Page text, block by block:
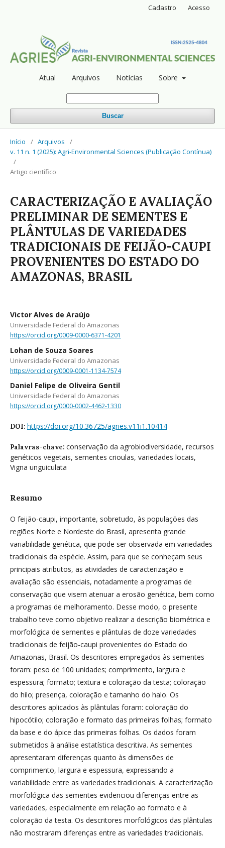
Atual Arquivos Notícias Sobre
Buscar
Cadastro Acesso
Início / Arquivos
/
v. 11 n. 1 (2025): Agri-Environmental Sciences (Publicação Contínua)
/
Artigo científico
CARACTERIZAÇÃO E AVALIAÇÃO
PRELIMINAR DE SEMENTES E
PLÂNTULAS DE VARIEDADES
TRADICIONAIS DE FEIJÃO-CAUPI
PROVENIENTES DO ESTADO DO
AMAZONAS, BRASIL
Victor Alves de Araújo
Universidade Federal do Amazonas
https://orcid.org/0009-0000-6371-4201
Lohan de Souza Soares
Universidade Federal do Amazonas
https://orcid.org/0009-0001-1134-7574
Daniel Felipe de Oliveira Gentil
Universidade Federal do Amazonas
https://orcid.org/0000-0002-4462-1330
DOI: https://doi.org/10.36725/agries.v11i1.10414
Palavras-chave: conservação da agrobiodiversidade, recursos
genéticos vegetais, sementes crioulas, variedades locais,
Vigna unguiculata
Resumo
O feijão-caupi, importante, sobretudo, às populações das
regiões Norte e Nordeste do Brasil, apresenta grande
variabilidade genética, que pode ser observada em variedades
tradicionais da espécie. Assim, para que se conheçam seus
principais atributos, as atividades de caracterização e
avaliação são essenciais, notadamente a programas de
conservação que visem atenuar a erosão genética, bem como
a programas de melhoramento. Desse modo, o presente
trabalho teve como objetivo realizar a descrição biométrica e
morfológica de sementes e plântulas de doze variedades
tradicionais de feijão-caupi provenientes do Estado do
Amazonas, Brasil. Os descritores empregados às sementes
foram: peso de 100 unidades; comprimento, largura e
espessura; formato; textura e coloração da testa; coloração
do hilo; presença, coloração e tamanho do halo. Os
descritores aplicados às plântulas foram: coloração do
hipocótilo; coloração e formato das primeiras folhas; formato
da base e do ápice das primeiras folhas. Os dados foram
submetidos à análise estatística descritiva. As sementes
apresentaram diferenças quanto às dimensões de
comprimento, largura e espessura, expressando a
variabilidade entre as variedades tradicionais. A caracterização
morfológica das sementes evidenciou diferenças entre as
variedades, especialmente em relação ao formato e à
coloração da testa. Os descritores morfológicos das plântulas
não mostraram diferenças entre as variedades tradicionais.